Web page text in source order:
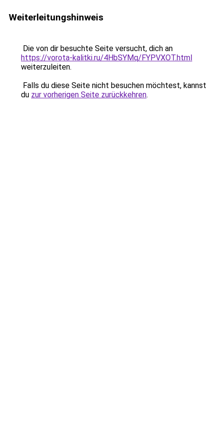
Weiterleitungshinweis
Die von dir besuchte Seite versucht, dich an
https://vorota-kalitki.ru/4HbSYMq/FYPVXOT.html
weiterzuleiten.
Falls du diese Seite nicht besuchen möchtest, kannst
du zur vorherigen Seite zurückkehren.